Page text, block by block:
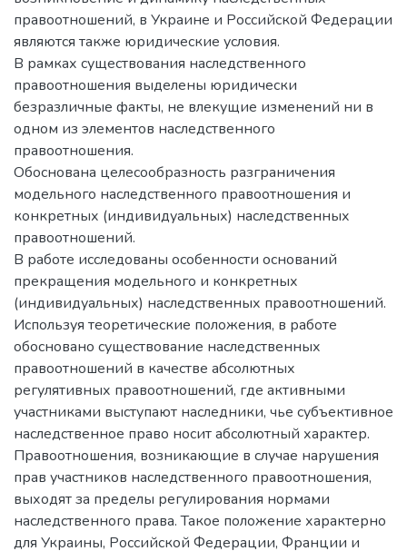
правоотношений, в Украине и Российской Федерации
являются также юридические условия.
В рамках существования наследственного
правоотношения выделены юридически
безразличные факты, не влекущие изменений ни в
одном из элементов наследственного
правоотношения.
Обоснована целесообразность разграничения
модельного наследственного правоотношения и
конкретных (индивидуальных) наследственных
правоотношений.
В работе исследованы особенности оснований
прекращения модельного и конкретных
(индивидуальных) наследственных правоотношений.
Используя теоретические положения, в работе
обосновано существование наследственных
правоотношений в качестве абсолютных
регулятивных правоотношений, где активными
участниками выступают наследники, чье субъективное
наследственное право носит абсолютный характер.
Правоотношения, возникающие в случае нарушения
прав участников наследственного правоотношения,
выходят за пределы регулирования нормами
наследственного права. Такое положение характерно
для Украины, Российской Федерации, Франции и